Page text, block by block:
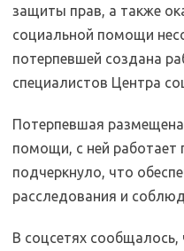
защиты прав, а также
социальной помощи
потерпевшей создана
специалистов Центра
Потерпевшая
помощи, с ней работает
подчеркнуло, что
расследования и
В соцсетях